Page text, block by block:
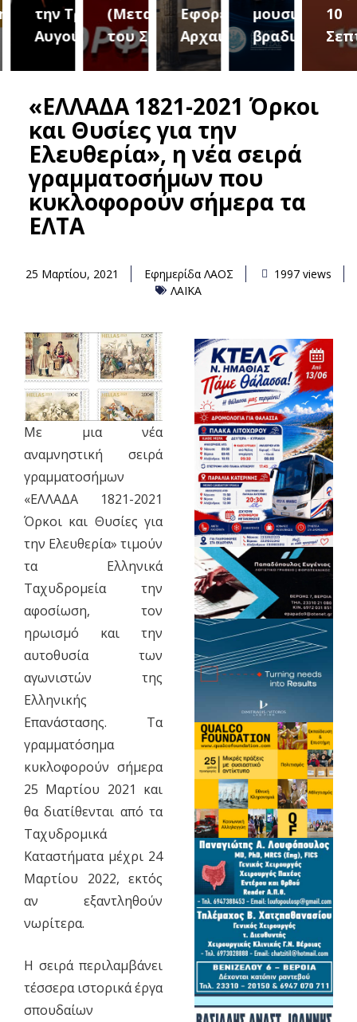
2 την Τρίτη 18
Αυγούστου
(Μεταμόρφωση
του Σωτήρος)
Εφορεία
Αρχαιοτήτων
μουσική
βραδιά
10
«ΕΛΛΑΔΑ 1821-2021 Όρκοι
και Θυσίες για την
Ελευθερία», η νέα σειρά
γραμματοσήμων που
κυκλοφορούν σήμερα τα
ΕΛΤΑ
25 Μαρτίου, 2021 Εφημερίδα ΛΑΟΣ
1997 views
ΛΑΪΚΑ
Με μια νέα
αναμνηστική σειρά
γραμματοσήμων
«ΕΛΛΑΔΑ 1821-2021
Όρκοι και Θυσίες για
την Ελευθερία» τιμούν
τα Ελληνικά
Ταχυδρομεία την
αφοσίωση, τον
ηρωισμό και την
αυτοθυσία των
αγωνιστών της
Ελληνικής
Επανάστασης. Τα
γραμματόσημα
κυκλοφορούν σήμερα
25 Μαρτίου 2021 και
θα διατίθενται από τα
Ταχυδρομικά
Καταστήματα μέχρι 24
Μαρτίου 2022, εκτός
αν εξαντληθούν
νωρίτερα.
Η σειρά περιλαμβάνει
τέσσερα ιστορικά έργα
σπουδαίων